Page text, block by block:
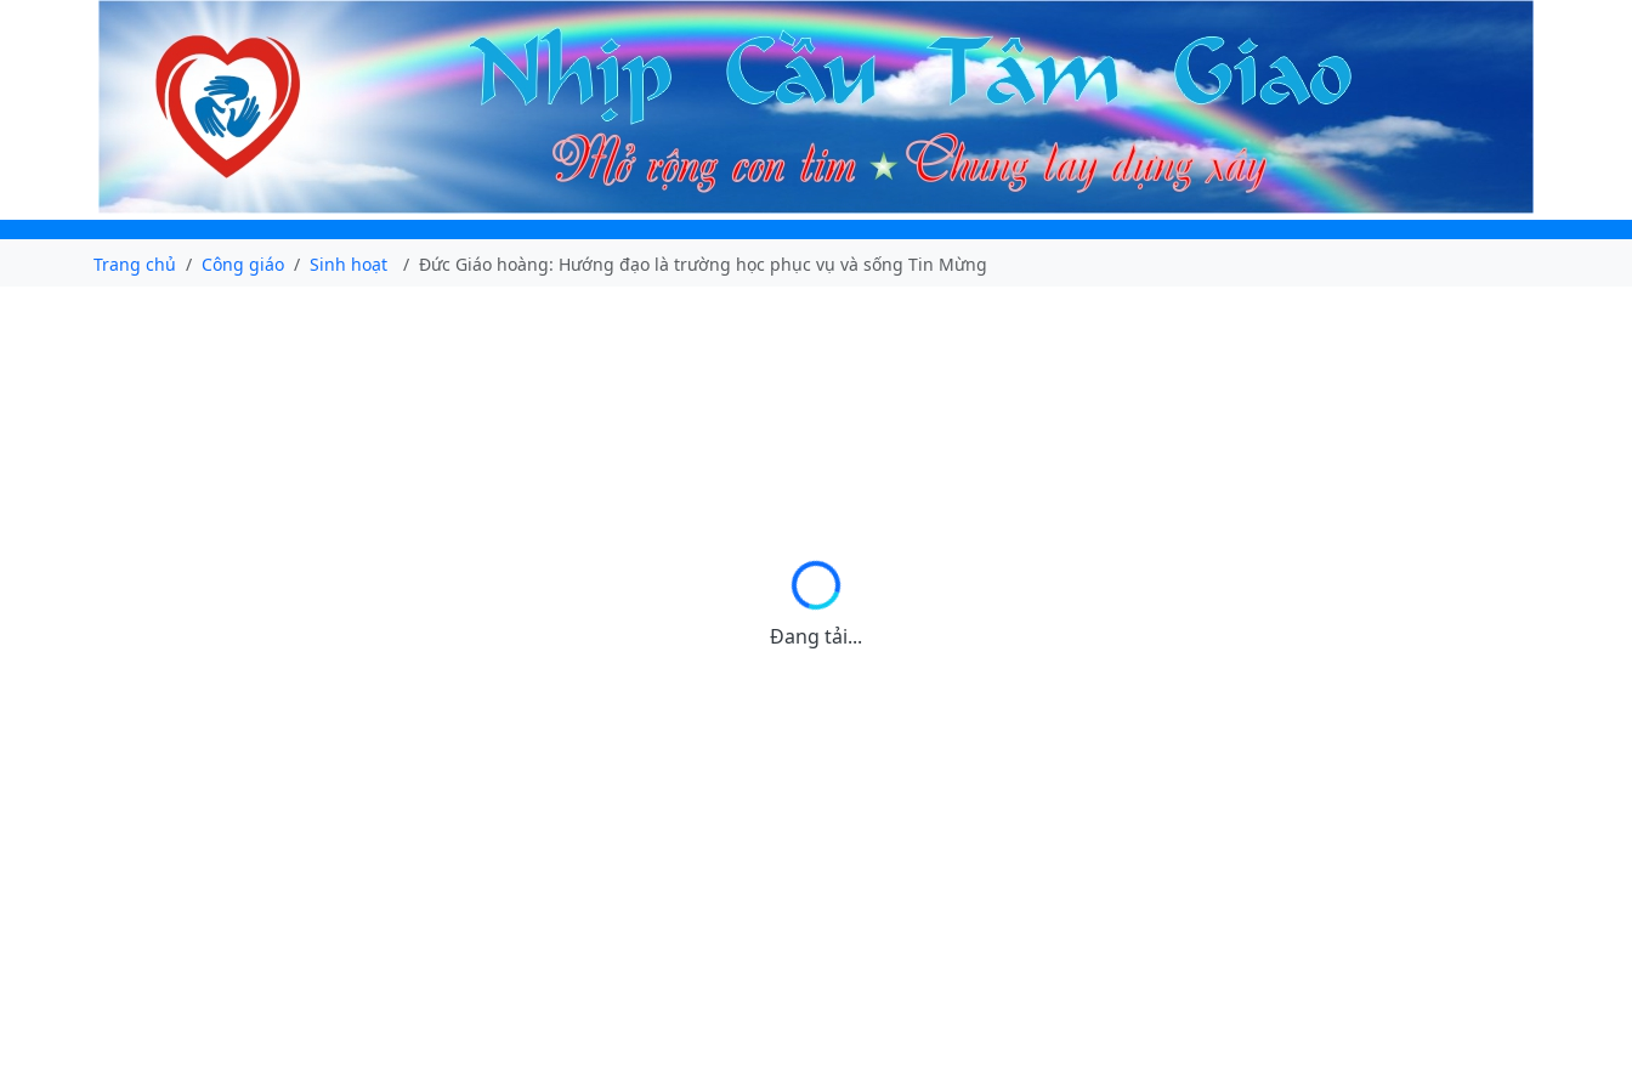
Trang chủ Công giáo Sinh hoạt Đức Giáo hoàng: Hướng đạo là trường học phục vụ và sống Tin Mừng
Đang tải...